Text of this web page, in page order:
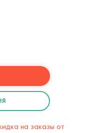
на заказы от